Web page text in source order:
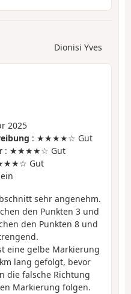
Dionisi Yves
2025
: ★★★★☆ Gut
: ★★★★☆ Gut
Gut
sehr angenehm.
den Punkten 3 und
den Punkten 8 und
eine gelbe Markierung
lang gefolgt, bevor
die falsche Richtung
Markierung folgen.